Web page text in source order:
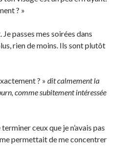
? »
Je passes mes soirées dans
rien de moins. Ils sont plutôt
? » dit calmement la
comme subitement intéressée
ceux que je n’avais pas
permettait de me concentrer